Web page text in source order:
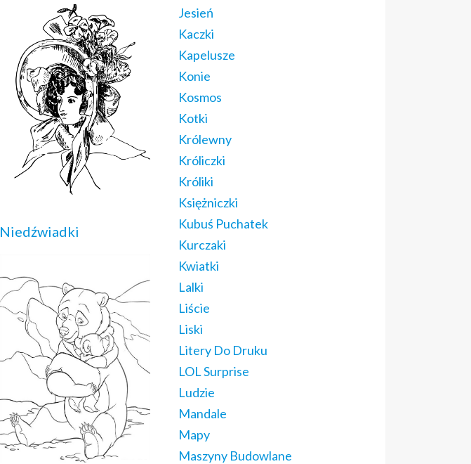
Niedźwiadki
Jesień
Kaczki
Kapelusze
Konie
Kosmos
Kotki
Królewny
Króliczki
Króliki
Księżniczki
Kubuś Puchatek
Kurczaki
Kwiatki
Lalki
Liście
Liski
Litery Do Druku
LOL Surprise
Ludzie
Mandale
Mapy
Maszyny Budowlane